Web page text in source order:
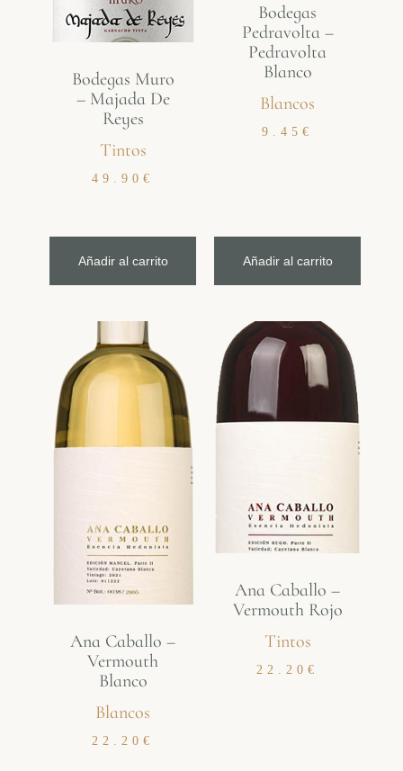
Bodegas Muro
– Majada De
Reyes
Tintos
49.90 €
Añadir al carrito
Bodegas
Pedravolta –
Pedravolta
Blanco
Blancos
9.45 €
Añadir al carrito
Ana Caballo –
Vermouth
Blanco
Blancos
22.20 €
Ana Caballo –
Vermouth Rojo
Tintos
22.20 €